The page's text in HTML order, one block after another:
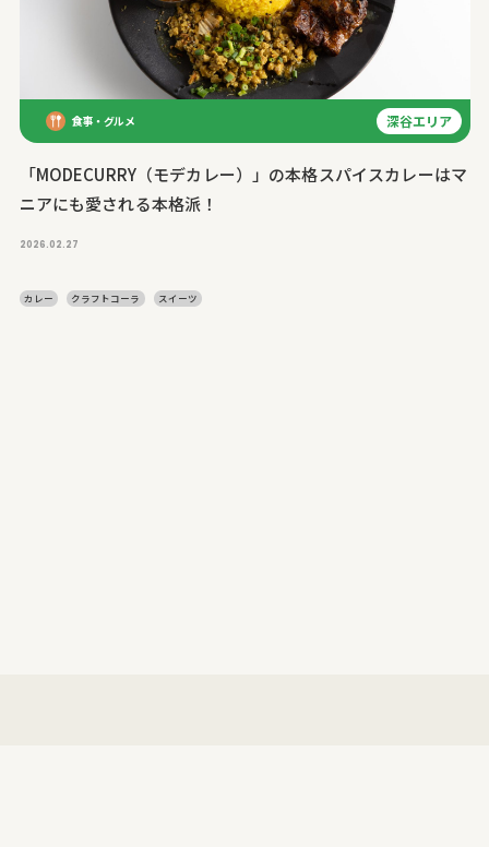
食事・グルメ 深谷エリア
「MODECURRY（モデカレー）」の本格スパイスカレーはマ
ニアにも愛される本格派！
2026.02.27
カレー クラフトコーラ スイーツ